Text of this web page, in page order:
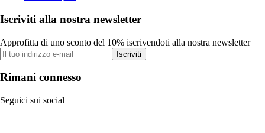
Iscriviti alla nostra newsletter
Approfitta di uno sconto del 10% iscrivendoti alla nostra newsletter
Iscriviti
Rimani connesso
Seguici sui social